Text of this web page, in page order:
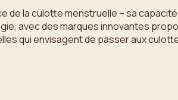
la culotte menstruelle – sa
avec des marques innovantes
qui envisagent de passer aux